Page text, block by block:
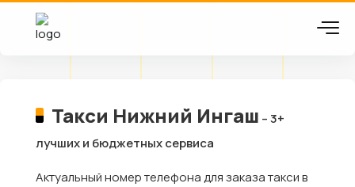
Такси Нижний Ингаш – 3+
лучших и бюджетных сервиса
Актуальный номер телефона для заказа такси в